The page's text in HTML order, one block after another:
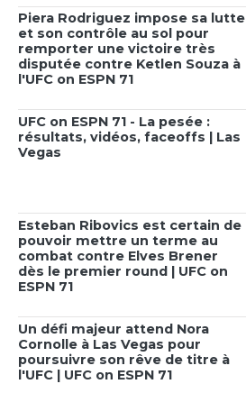
Piera Rodriguez impose sa lutte
et son contrôle au sol pour
remporter une victoire très
disputée contre Ketlen Souza à
l'UFC on ESPN 71
UFC on ESPN 71 - La pesée :
résultats, vidéos, faceoffs | Las
Vegas
Esteban Ribovics est certain de
pouvoir mettre un terme au
combat contre Elves Brener
dès le premier round | UFC on
ESPN 71
Un défi majeur attend Nora
Cornolle à Las Vegas pour
poursuivre son rêve de titre à
l'UFC | UFC on ESPN 71